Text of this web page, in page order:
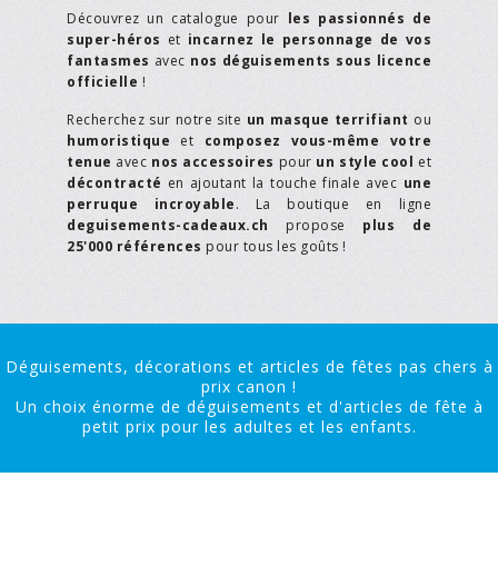
Découvrez un catalogue pour les passionnés de
super-héros et incarnez le personnage de vos
fantasmes avec nos déguisements sous licence
officielle !
Recherchez sur notre site un masque terrifiant ou
humoristique et composez vous-même votre
tenue avec nos accessoires pour un style cool et
décontracté en ajoutant la touche finale avec une
perruque incroyable. La boutique en ligne
deguisements-cadeaux.ch propose plus de
25'000 références pour tous les goûts !
Déguisements, décorations et articles de fêtes pas chers à
prix canon !
Un choix énorme de déguisements et d'articles de fête à
petit prix pour les adultes et les enfants.